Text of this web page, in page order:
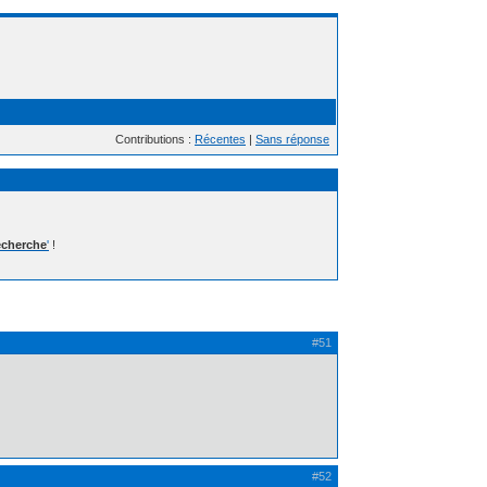
Contributions : Récentes | Sans réponse
' !
#51
#52